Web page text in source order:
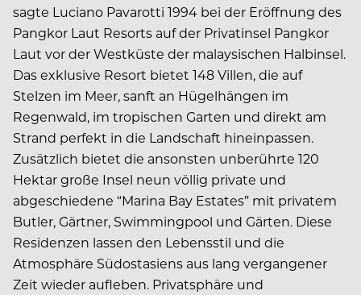
sagte Luciano Pavarotti 1994 bei der Eröffnung des
Pangkor Laut Resorts auf der Privatinsel Pangkor
Laut vor der Westküste der malaysischen Halbinsel.
Das exklusive Resort bietet 148 Villen, die auf
Stelzen im Meer, sanft an Hügelhängen im
Regenwald, im tropischen Garten und direkt am
Strand perfekt in die Landschaft hineinpassen.
Zusätzlich bietet die ansonsten unberührte 120
Hektar große Insel neun völlig private und
abgeschiedene “Marina Bay Estates” mit privatem
Butler, Gärtner, Swimmingpool und Gärten. Diese
Residenzen lassen den Lebensstil und die
Atmosphäre Südostasiens aus lang vergangener
Zeit wieder aufleben. Privatsphäre und